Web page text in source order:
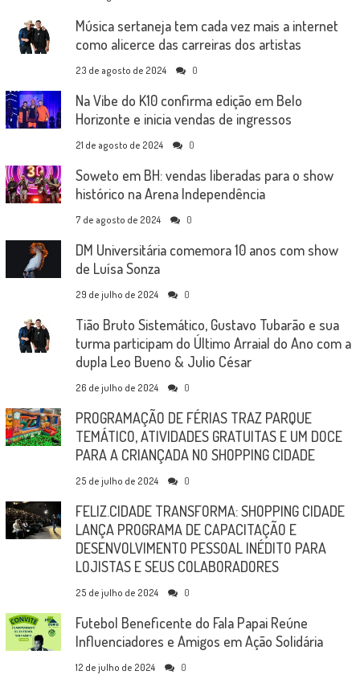
Música sertaneja tem cada vez mais a internet
como alicerce das carreiras dos artistas
23 de agosto de 2024 0
Na Vibe do K10 confirma edição em Belo
Horizonte e inicia vendas de ingressos
21 de agosto de 2024 0
Soweto em BH: vendas liberadas para o show
histórico na Arena Independência
7 de agosto de 2024 0
DM Universitária comemora 10 anos com show
de Luísa Sonza
29 de julho de 2024 0
Tião Bruto Sistemático, Gustavo Tubarão e sua
turma participam do Último Arraial do Ano com a
dupla Leo Bueno & Julio César
26 de julho de 2024 0
PROGRAMAÇÃO DE FÉRIAS TRAZ PARQUE
TEMÁTICO, ATIVIDADES GRATUITAS E UM DOCE
PARA A CRIANÇADA NO SHOPPING CIDADE
25 de julho de 2024 0
FELIZ.CIDADE TRANSFORMA: SHOPPING CIDADE
LANÇA PROGRAMA DE CAPACITAÇÃO E
DESENVOLVIMENTO PESSOAL INÉDITO PARA
LOJISTAS E SEUS COLABORADORES
25 de julho de 2024 0
Futebol Beneficente do Fala Papai Reúne
Influenciadores e Amigos em Ação Solidária
12 de julho de 2024 0